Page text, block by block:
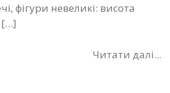
фігури невеликі: висота
[…]
Читати далі...